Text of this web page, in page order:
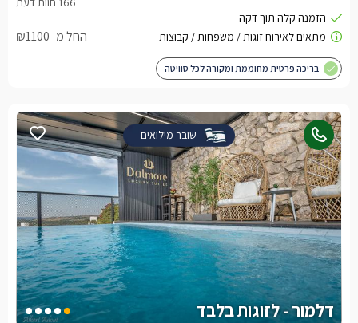
החל מ- ₪1100
בריכה פרטית מחוממת ומקורה לכל סוויטה
שובר מילואים
דלמור - לזוגות בלבד